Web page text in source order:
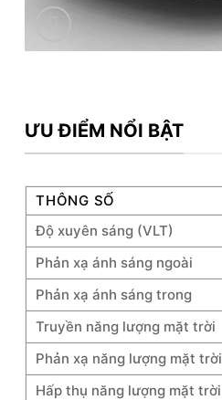
ƯU ĐIỂM NỔI BẬT
THÔNG SỐ
Độ xuyên sáng (VLT)
Phản xạ ánh sáng ngoài
Phản xạ ánh sáng trong
Truyền năng lượng mặt trời
Phản xạ năng lượng mặt trời
Hấp thụ năng lượng mặt trời